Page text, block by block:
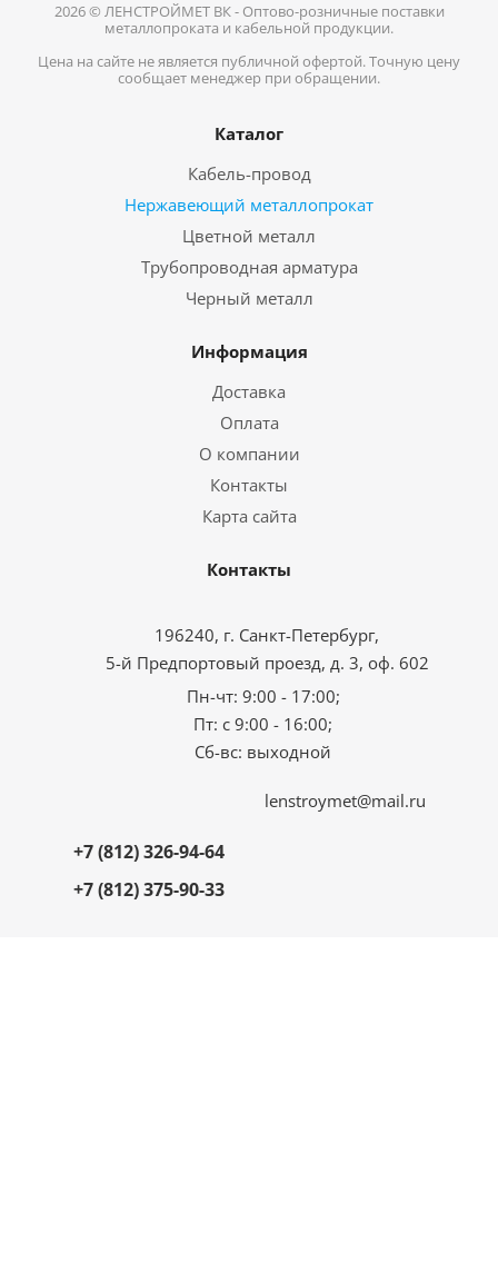
2026 © ЛЕНСТРОЙМЕТ ВК - Оптово-розничные поставки
металлопроката и кабельной продукции.
Цена на сайте не является публичной офертой. Точную цену
сообщает менеджер при обращении.
Каталог
Кабель-провод
Нержавеющий металлопрокат
Цветной металл
Трубопроводная арматура
Черный металл
Информация
Доставка
Оплата
О компании
Контакты
Карта сайта
Контакты
196240, г. Санкт-Петербург,
5-й Предпортовый проезд, д. 3, оф. 602
Пн-чт: 9:00 - 17:00;
Пт: с 9:00 - 16:00;
Сб-вс: выходной
+7 (812) 326-94-64
+7 (812) 375-90-33
lenstroymet@mail.ru